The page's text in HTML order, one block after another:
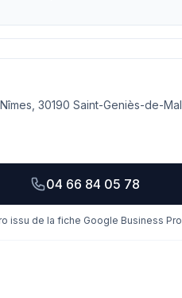
30190 Saint-Geniès-de-
04 66 84 05 78
issu de la fiche Google Business